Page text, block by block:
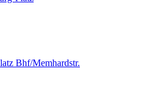
Bhf/Memhardstr.